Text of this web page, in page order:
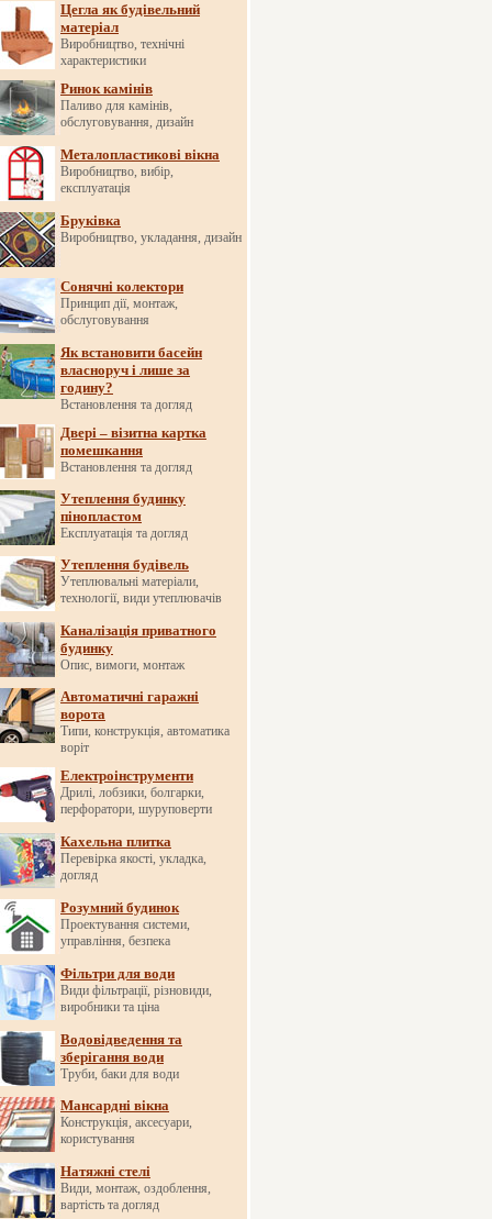
Цегла як будівельний
матеріал
Виробництво, технічні
характеристики
Ринок камінів
Паливо для камінів,
обслуговування, дизайн
Металопластикові вікна
Виробництво, вибір,
експлуатація
Бруківка
Виробництво, укладання, дизайн
Сонячні колектори
Принцип дії, монтаж,
обслуговування
Як встановити басейн
власноруч і лише за
годину?
Встановлення та догляд
Двері – візитна картка
помешкання
Встановлення та догляд
Утеплення будинку
пінопластом
Експлуатація та догляд
Утеплення будівель
Утеплювальні матеріали,
технології, види утеплювачів
Каналізація приватного
будинку
Опис, вимоги, монтаж
Автоматичні гаражні
ворота
Типи, конструкція, автоматика
воріт
Електроінструменти
Дрилі, лобзики, болгарки,
перфоратори, шуруповерти
Кахельна плитка
Перевірка якості, укладка,
догляд
Розумний будинок
Проектування системи,
управління, безпека
Фільтри для води
Види фільтрації, різновиди,
виробники та ціна
Водовідведення та
зберігання води
Труби, баки для води
Мансардні вікна
Конструкція, аксесуари,
користування
Натяжні стелі
Види, монтаж, оздоблення,
вартість та догляд